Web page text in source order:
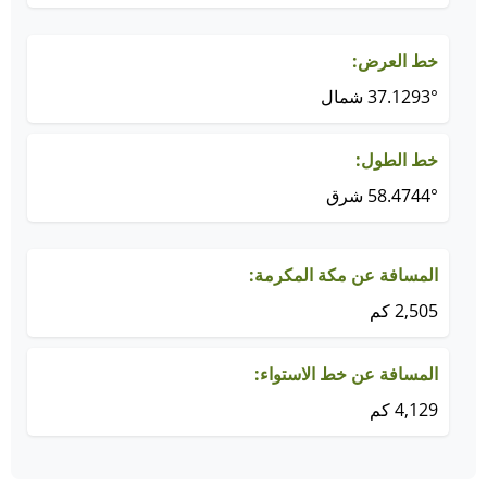
خط العرض:
37.1293° شمال
خط الطول:
58.4744° شرق
المسافة عن مكة المكرمة:
2,505 كم
المسافة عن خط الاستواء:
4,129 كم